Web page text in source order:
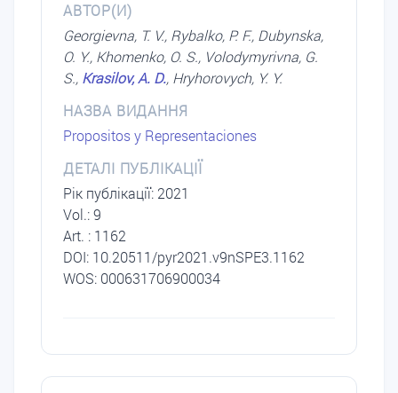
АВТОР(И)
Georgievna, T. V., Rybalko, P. F., Dubynska,
O. Y., Khomenko, O. S., Volodymyrivna, G.
S., Krasilov, A. D., Hryhorovych, Y. Y.
НАЗВА ВИДАННЯ
Propositos y Representaciones
ДЕТАЛІ ПУБЛІКАЦІЇ
Рік публікації: 2021
Vol.: 9
Art. : 1162
DОI: 10.20511/pyr2021.v9nSPE3.1162
WOS: 000631706900034